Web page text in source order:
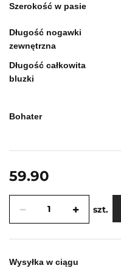
Szerokość w pasie
Długość nogawki
zewnętrzna
Długość całkowita
bluzki
Bohater
59.90
szt.
Wysyłka w ciągu